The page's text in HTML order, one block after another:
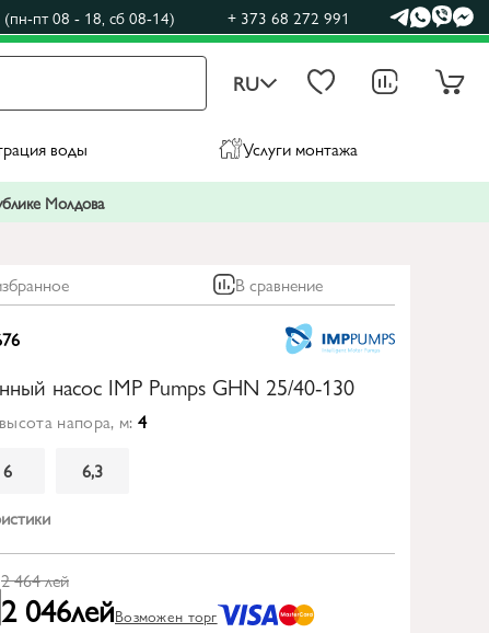
(пн-пт 08 - 18, сб 08-14) + 373 68 272 991
RU
воды Услуги монтажа
Молдова
В сравнение
насос IMP Pumps GHN 25/40-130
напора, м: 4
6
6,3
2 464лей
2 046лейВозможен торг